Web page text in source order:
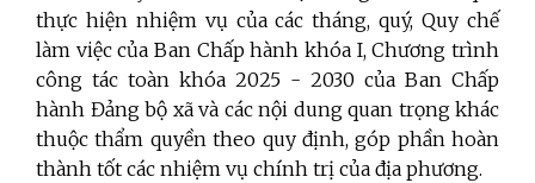
thực hiện nhiệm vụ của các tháng, quý, Quy chế
làm việc của Ban Chấp hành khóa I, Chương trình
công tác toàn khóa 2025 - 2030 của Ban Chấp
hành Đảng bộ xã và các nội dung quan trọng khác
thuộc thẩm quyền theo quy định, góp phần hoàn
thành tốt các nhiệm vụ chính trị của địa phương.